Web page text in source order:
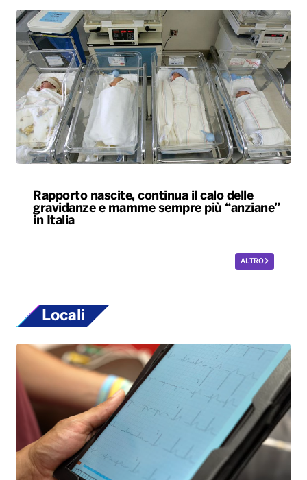
Rapporto nascite, continua il calo delle
gravidanze e mamme sempre più “anziane”
in Italia
ALTRO
Locali